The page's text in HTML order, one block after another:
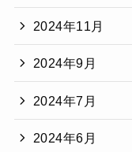
2024年11月
2024年9月
2024年7月
2024年6月